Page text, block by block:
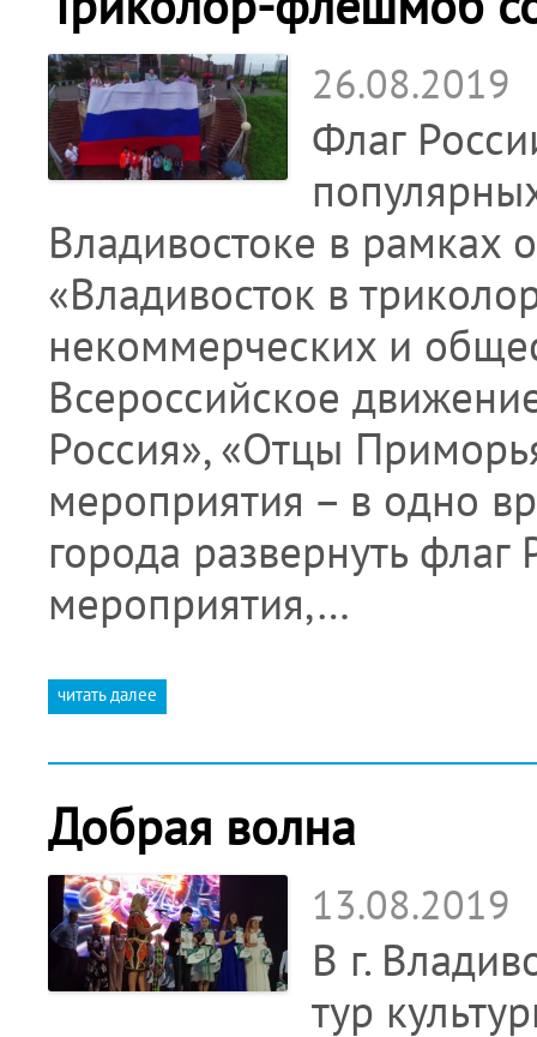
26.08.2019
Флаг
Владивостоке в
«Владивосток в
некоммерческих и
Всероссийское
Россия», «Отцы
мероприятия – в одно
города развернуть
мероприятия,…
читать далее
Добрая волна
13.08.2019
В г.
тур